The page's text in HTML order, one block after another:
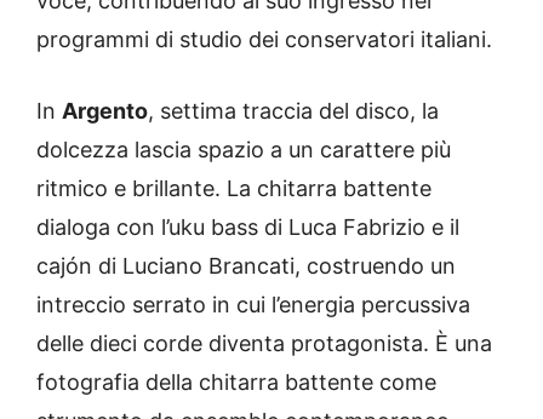
programmi di studio dei conservatori italiani.
In Argento, settima traccia del disco, la
dolcezza lascia spazio a un carattere più
ritmico e brillante. La chitarra battente
dialoga con l’uku bass di Luca Fabrizio e il
cajón di Luciano Brancati, costruendo un
intreccio serrato in cui l’energia percussiva
delle dieci corde diventa protagonista. È una
fotografia della chitarra battente come